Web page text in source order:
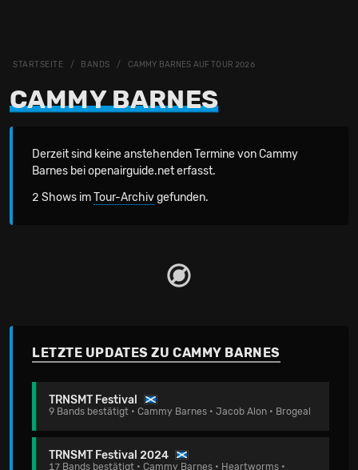
STARTSEITE BANDS CAMMY BARNES AUF TOUR 2026
CAMMY BARNES
Derzeit sind keine anstehenden Termine von Cammy
Barnes bei openairguide.net erfasst.
2 Shows imTour-Archivgefunden.
LETZTE UPDATES ZU CAMMY BARNES
TRNSMT Festival
9 Bands bestätigt • Cammy Barnes • Jacob Alon • Brogeal
TRNSMT Festival 2024
17 Bands bestätigt • Cammy Barnes • Heartworms •